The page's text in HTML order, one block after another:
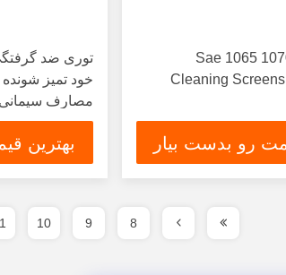
Sae 1065
Cleaning
رو بدست بیار
توری ضد
مصارف سیمانی
بهترین
8
9
10